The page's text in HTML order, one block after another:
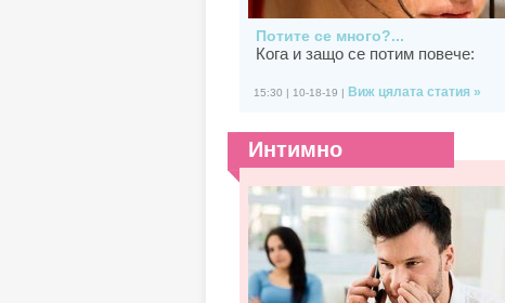
Потите се много?...
Кога и защо се потим повече:
15:30 | 10-18-19 | Виж цялата статия »
Интимно